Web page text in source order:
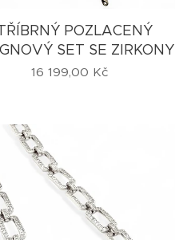
POZLACENÝ
SET SE ZIRKONY
16 199,00 Kč